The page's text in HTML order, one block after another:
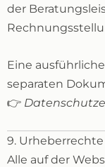
der
Eine
separaten
👉
9. Urheberrechte
Alle auf der